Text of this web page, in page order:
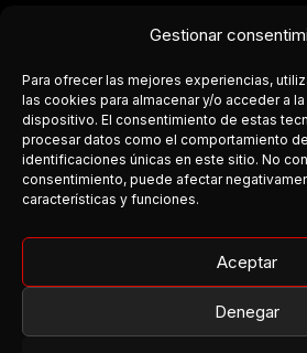
Gestionar
Para ofrecer las mejores experiencias,
las cookies para almacenar y/o acceder a
dispositivo. El consentimiento de estas
procesar datos como el comportamiento
identificaciones únicas en este sitio. No
consentimiento, puede afectar
características y funciones.
Aceptar
Denegar
COSTA DEL
Medio independiente dedicado a la
Facebook